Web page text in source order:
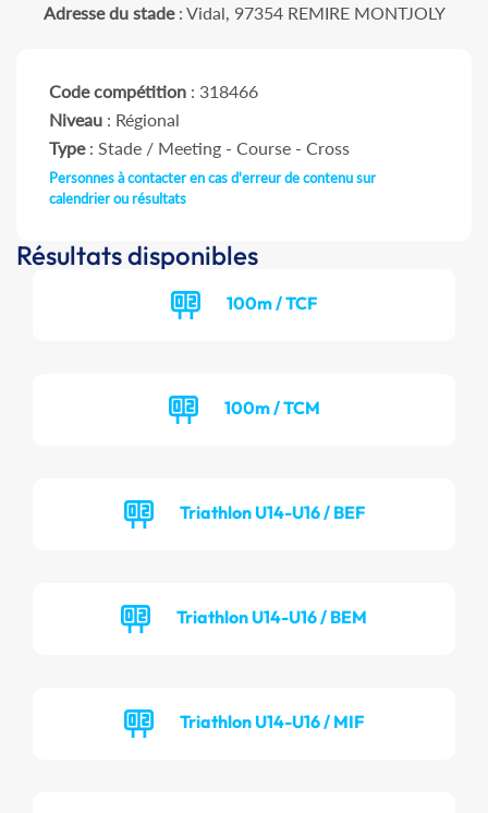
Adresse du stade: Vidal, 97354 REMIRE MONTJOLY
Code compétition : 318466
Niveau : Régional
Type: Stade / Meeting - Course - Cross
Personnes à contacter en cas d'erreur de contenu sur
calendrier ou résultats
Résultats disponibles
100m / TCF
100m / TCM
Triathlon U14-U16 / BEF
Triathlon U14-U16 / BEM
Triathlon U14-U16 / MIF